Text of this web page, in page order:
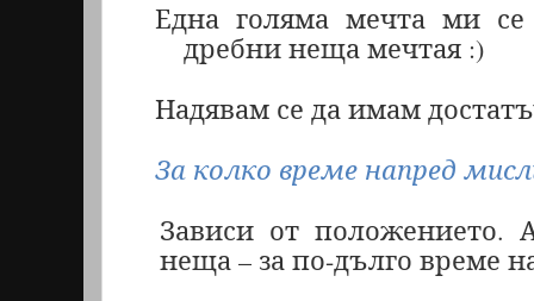
Една голяма мечта ми се
дребни неща мечтая :)
Надявам се да имам
За колко време напред
Зависи от положението.
неща – за по-дълго време